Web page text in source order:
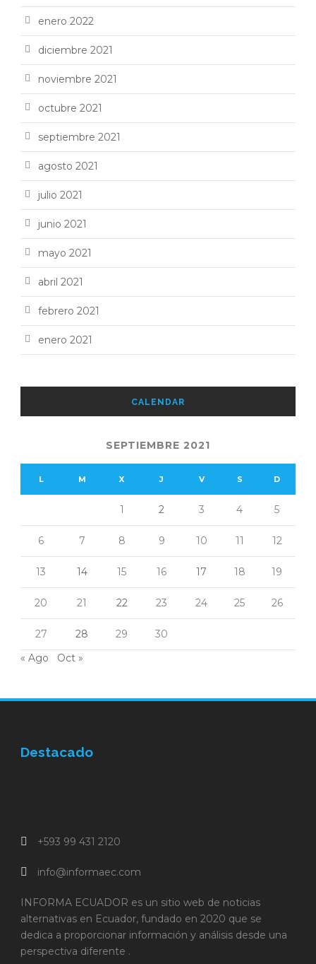
enero 2022
diciembre 2021
noviembre 2021
octubre 2021
septiembre 2021
agosto 2021
julio 2021
junio 2021
mayo 2021
abril 2021
febrero 2021
enero 2021
CALENDAR
SEPTIEMBRE 2021
L M X J V S D
1 2 3 4 5
6 7 8 9 10 11 12
13 14 15 16 17 18 19
20 21 22 23 24 25 26
27 28 29
30
« Ago
Oct »
Destacado
+593 99 431 2120
info@informaec.com
INFORMA ECUADOR es un sitio web de noticias
alternativas en Ecuador, fundado en 2020 que se
dedica a proporcionar información y análisis desde una
perspectiva diferente .